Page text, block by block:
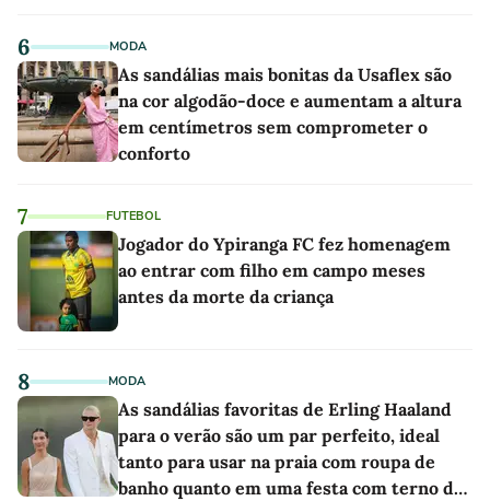
6 MODA
As sandálias mais bonitas da Usaflex são
na cor algodão-doce e aumentam a altura
em centímetros sem comprometer o
conforto
7 FUTEBOL
Jogador do Ypiranga FC fez homenagem
ao entrar com filho em campo meses
antes da morte da criança
8 MODA
As sandálias favoritas de Erling Haaland
para o verão são um par perfeito, ideal
tanto para usar na praia com roupa de
banho quanto em uma festa com terno de